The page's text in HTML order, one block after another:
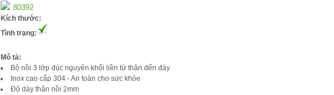
80392
Kích thước:
Tình trạng:
Mô tả:
Bộ nồi 3 lớp đúc nguyên khối liền từ thân đến đáy
Inox cao cấp 304 - An toàn cho sức khỏe
Độ dày thân nồi 2mm